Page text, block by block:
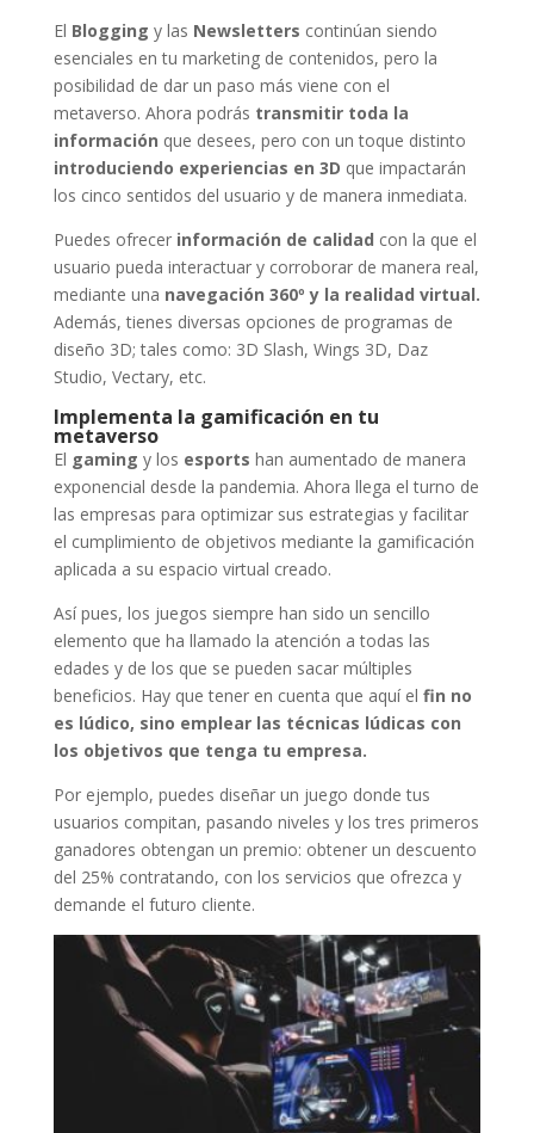
El Blogging y las Newsletters continúan siendo
esenciales en tu marketing de contenidos, pero la
posibilidad de dar un paso más viene con el
metaverso. Ahora podrás transmitir toda la
información que desees, pero con un toque distinto
introduciendo experiencias en 3D que impactarán
los cinco sentidos del usuario y de manera inmediata.
Puedes ofrecer información de calidad con la que el
usuario pueda interactuar y corroborar de manera real,
mediante una navegación 360º y la realidad virtual.
Además, tienes diversas opciones de programas de
diseño 3D; tales como: 3D Slash, Wings 3D, Daz
Studio, Vectary, etc.
Implementa la gamificación en tu
metaverso
El gaming y los esports han aumentado de manera
exponencial desde la pandemia. Ahora llega el turno de
las empresas para optimizar sus estrategias y facilitar
el cumplimiento de objetivos mediante la gamificación
aplicada a su espacio virtual creado.
Así pues, los juegos siempre han sido un sencillo
elemento que ha llamado la atención a todas las
edades y de los que se pueden sacar múltiples
beneficios. Hay que tener en cuenta que aquí el fin no
es lúdico, sino emplear las técnicas lúdicas con
los objetivos que tenga tu empresa.
Por ejemplo, puedes diseñar un juego donde tus
usuarios compitan, pasando niveles y los tres primeros
ganadores obtengan un premio: obtener un descuento
del 25% contratando, con los servicios que ofrezca y
demande el futuro cliente.